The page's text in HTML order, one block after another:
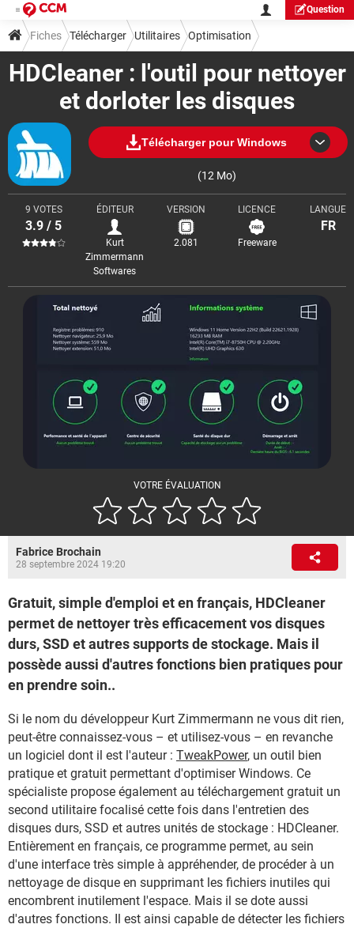
Question
HDCleaner : l'outil pour nettoyer
et dorloter les disques
Télécharger pour Windows
(12 Mo)
VOTRE ÉVALUATION
9 VOTES
3.9 / 5
ÉDITEUR
Kurt
Zimmermann
Softwares
VERSION
2.081
LICENCE
Freeware
LANGUE
FR
Fiches Télécharger Utilitaires Optimisation
Fabrice Brochain
28 septembre 2024 19:20
Gratuit, simple d'emploi et en français, HDCleaner
permet de nettoyer très efficacement vos disques
durs, SSD et autres supports de stockage. Mais il
possède aussi d'autres fonctions bien pratiques pour
en prendre soin..
Si le nom du développeur Kurt Zimmermann ne vous dit rien,
peut-être connaissez-vous – et utilisez-vous – en revanche
un logiciel dont il est l'auteur : TweakPower, un outil bien
pratique et gratuit permettant d'optimiser Windows. Ce
spécialiste propose également au téléchargement gratuit un
second utilitaire focalisé cette fois dans l'entretien des
disques durs, SSD et autres unités de stockage : HDCleaner.
Entièrement en français, ce programme permet, au sein
d'une interface très simple à appréhender, de procéder à un
nettoyage de disque en supprimant les fichiers inutiles qui
encombrent inutilement l'espace. Mais il se dote aussi
d'autres fonctions. Il est ainsi capable de détecter les fichiers